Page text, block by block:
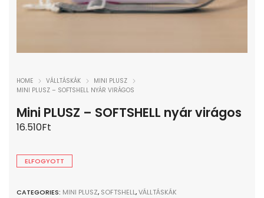
HOME VÁLLTÁSKÁK
MINI PLUSZ
MINI PLUSZ – SOFTSHELL NYÁR VIRÁGOS
Mini PLUSZ – SOFTSHELL nyár virágos
16.510Ft
ELFOGYOTT
CATEGORIES: MINI PLUSZ, SOFTSHELL,VÁLLTÁSKÁK